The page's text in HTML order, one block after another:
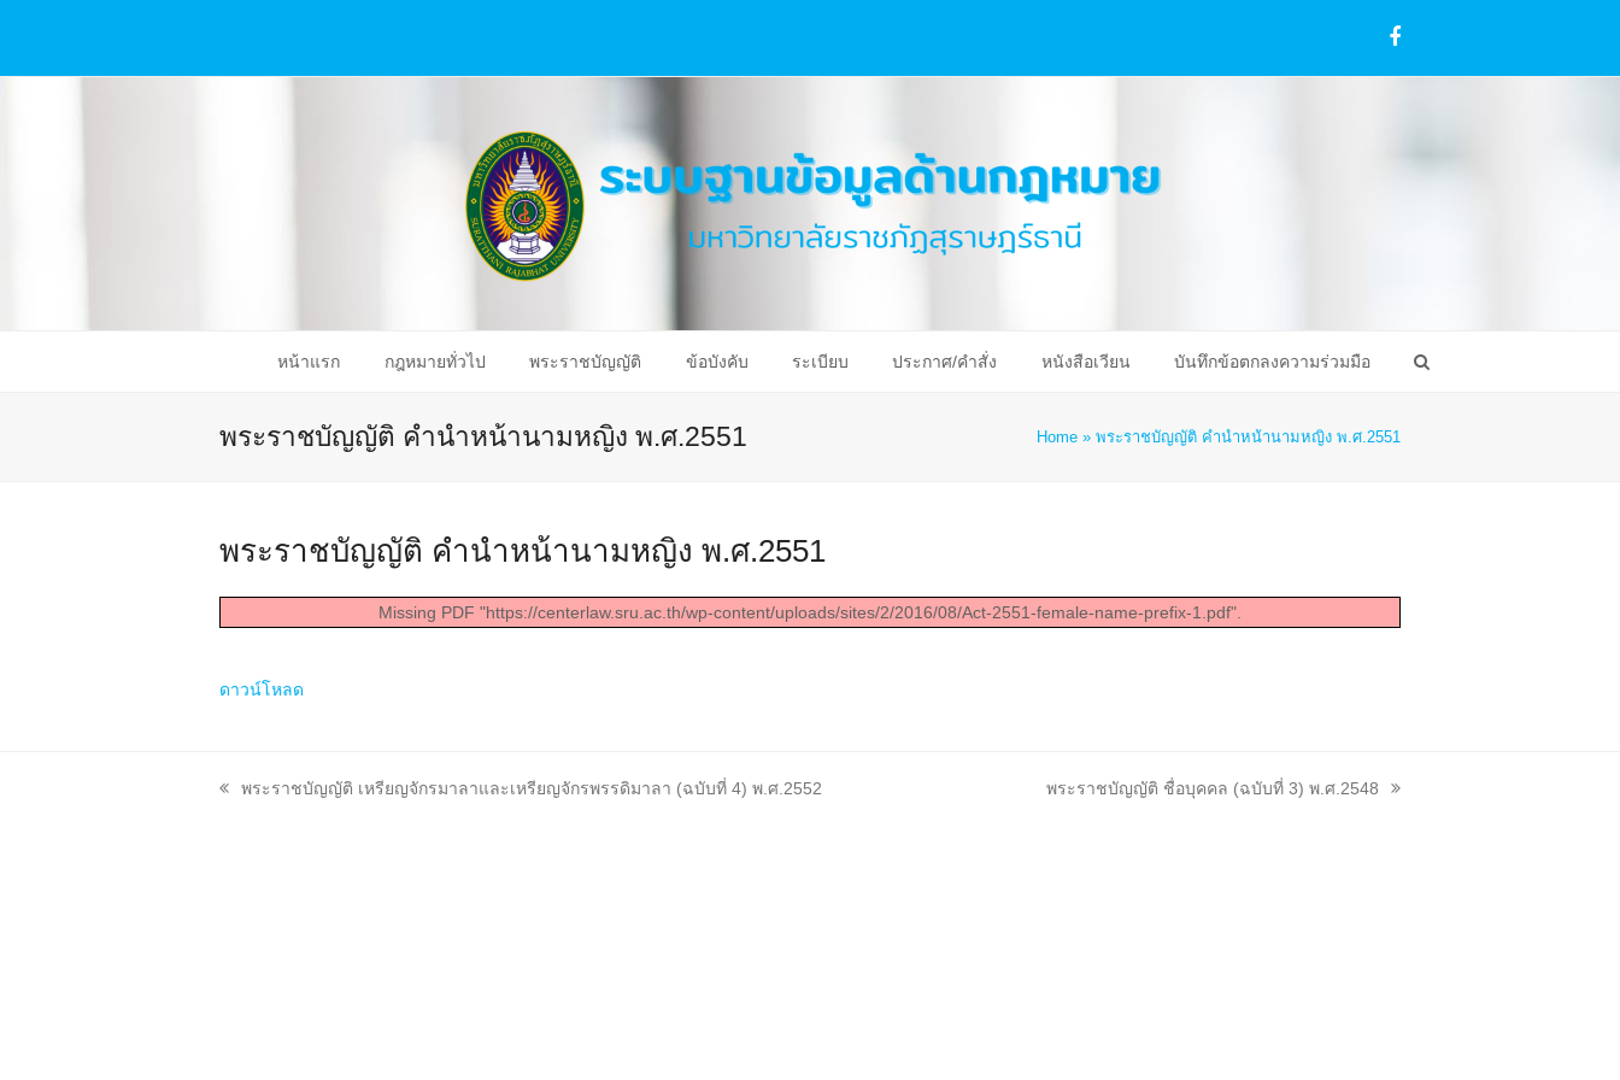
Facebook
หน้าแรก กฎหมายทั่วไป พระราชบัญญัติ ข้อบังคับ ระเบียบ ประกาศ/คำสั่ง หนังสือเวียน บันทึกข้อตกลงความร่วมมือ
พระราชบัญญัติ คำนำหน้านามหญิง พ.ศ.2551 Home » พระราชบัญญัติ คำนำหน้านามหญิง พ.ศ.2551
พระราชบัญญัติ คำนำหน้านามหญิง พ.ศ.2551
Missing PDF "https://centerlaw.sru.ac.th/wp-content/uploads/sites/2/2016/08/Act-2551-female-name-prefix-1.pdf".
ดาวน์โหลด
previous
พระราชบัญญัติ เหรียญจักรมาลาและเหรียญจักรพรรดิมาลา (ฉบับที่ 4) พ.ศ.2552
next
พระราชบัญญัติ ชื่อบุคคล (ฉบับที่ 3) พ.ศ.2548